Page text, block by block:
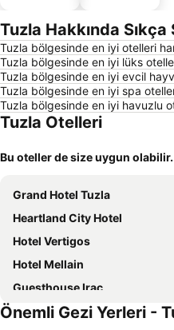
Tuzla Hakkında
Tuzla bölgesinde en iyi otelleri
Tuzla bölgesinde en iyi lüks
Tuzla bölgesinde en iyi evcil
Tuzla bölgesinde en iyi spa
Tuzla bölgesinde en iyi havuzlu
Tuzla Otelleri
Bu oteller de size uygun
Grand Hotel Tuzla
Heartland City Hotel
Hotel Vertigos
Hotel Mellain
Guesthouse Irac
HOTEL MINERO
Önemli Gezi Yerleri -